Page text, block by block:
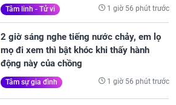
Tâm linh - Tử vi 1 giờ 56 phút trước
2 giờ sáng nghe tiếng nước chảy, em lọ
mọ đi xem thì bật khóc khi thấy hành
động này của chồng
Tâm sự gia đình 1 giờ 56 phút trước